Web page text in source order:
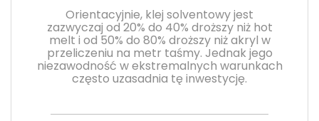
Orientacyjnie, klej solventowy jest
zazwyczaj od 20% do 40% droższy niż hot
melt i od 50% do 80% droższy niż akryl w
przeliczeniu na metr taśmy. Jednak jego
niezawodność w ekstremalnych warunkach
często uzasadnia tę inwestycję.